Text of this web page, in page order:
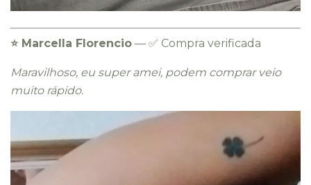
⭐️ Marcella Florencio — ✅ Compra verificada
Maravilhoso, eu super amei, podem comprar veio
muito rápido.